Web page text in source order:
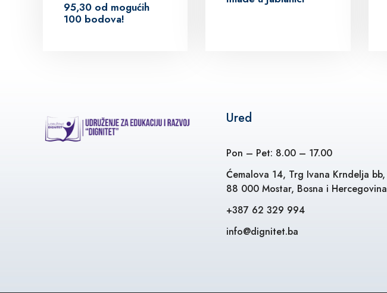
95,30 od mogućih
100 bodova!
Ured
Pon – Pet: 8.00 – 17.00
Ćemalova 14, Trg Ivana Krndelja bb,
88 000 Mostar, Bosna i Hercegovina
+387 62 329 994
info@dignitet.ba